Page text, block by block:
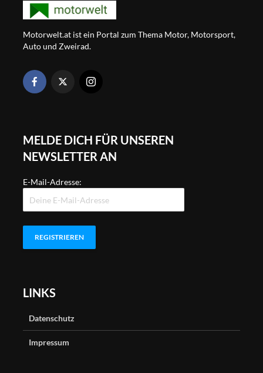
Motorwelt.at ist ein Portal zum Thema Motor, Motorsport,
Auto und Zweirad.
MELDE DICH FÜR UNSEREN
NEWSLETTER AN
E-Mail-Adresse:
LINKS
Datenschutz
Impressum